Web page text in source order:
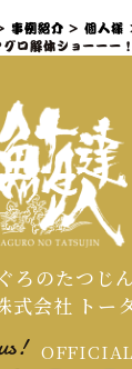
慮（搬入・
にも幅広く
ていない希
で解体し味
しをご提供
立ちます。
事例紹介 >個人様
ロ解体ショーーー
ろのたつじん
式会社 トー